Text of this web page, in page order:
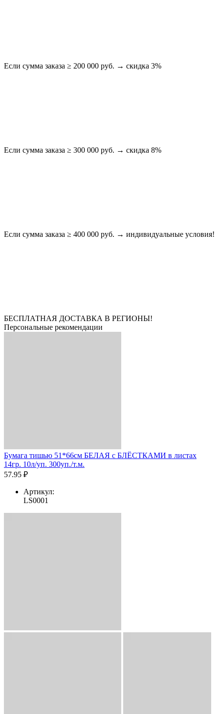
Если сумма заказа ≥ 200 000 руб. → скидка 3%
Если сумма заказа ≥ 300 000 руб. → скидка 8%
Если сумма заказа ≥ 400 000 руб. → индивидуальные условия!
БЕСПЛАТНАЯ ДОСТАВКА В РЕГИОНЫ!
Персональные рекомендации
Бумага тишью 51*66см БЕЛАЯ с БЛЁСТКАМИ в листах
14гр. 10л/уп. 300уп./т.м.
57.95 ₽
Артикул:
LS0001